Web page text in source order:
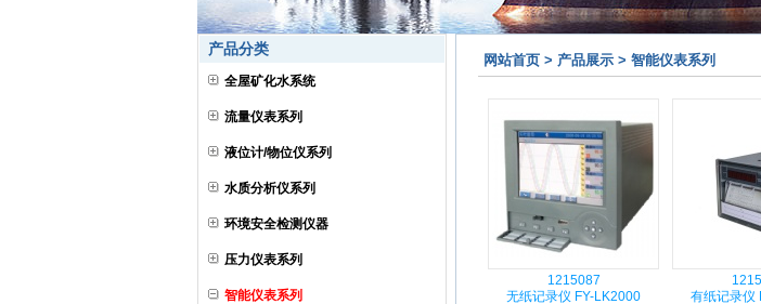
产品分类
全屋矿化水系统
流量仪表系列
液位计/物位仪系列
水质分析仪系列
环境安全检测仪器
压力仪表系列
智能仪表系列
网站首页 > 产品展示 > 智能仪表系列
1215087
无纸记录仪 FY-LK2000
有纸记录仪